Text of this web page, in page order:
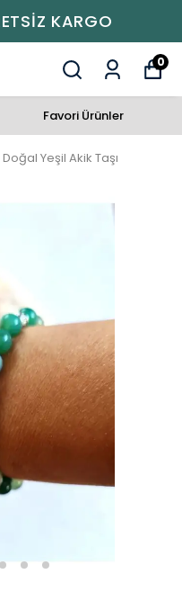
1000 TL ÜZERI
0
Favori Ürünler
Yeşil Akik Taşı